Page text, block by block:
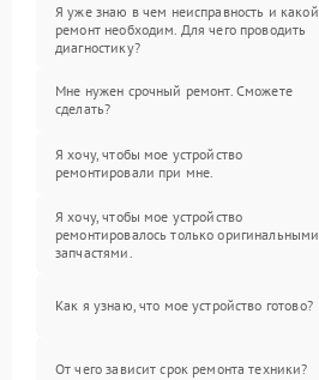
Я уже знаю в чем неисправность и какой
ремонт необходим. Для чего проводить
диагностику?
Мне нужен срочный ремонт. Сможете
сделать?
Я хочу, чтобы мое устройство
ремонтировали при мне.
Я хочу, чтобы мое устройство
ремонтировалось только оригинальными
запчастями.
Как я узнаю, что мое устройство готово?
От чего зависит срок ремонта техники?